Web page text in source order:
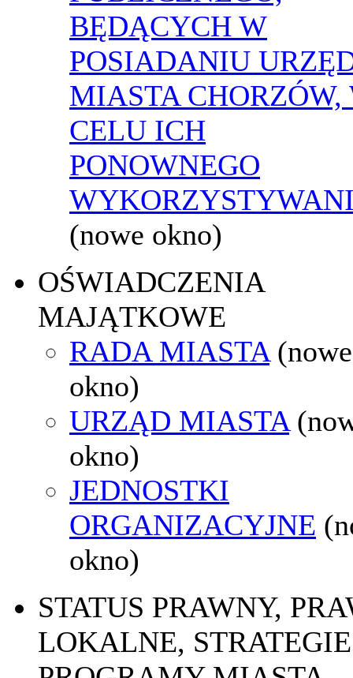
BĘDĄCYCH W
POSIADANIU
MIASTA CHORZÓW,
CELU ICH
PONOWNEGO
(nowe okno)
OŚWIADCZENIA
MAJĄTKOWE
RADA MIASTA (nowe
okno)
URZĄD MIASTA
okno)
JEDNOSTKI
ORGANIZACYJNE
okno)
STATUS PRAWNY,
LOKALNE,